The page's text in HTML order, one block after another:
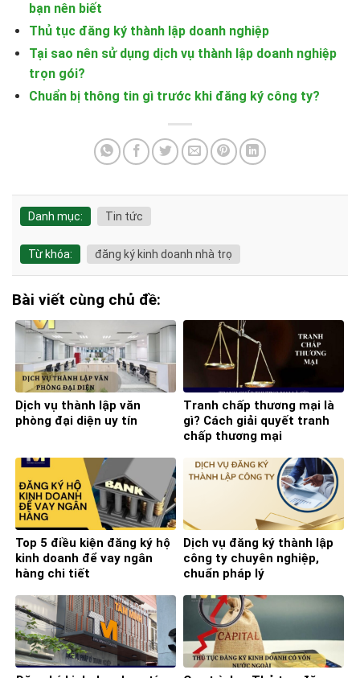
bạn nên biết
Thủ tục đăng ký thành lập doanh nghiệp
Tại sao nên sử dụng dịch vụ thành lập doanh nghiệp
trọn gói?
Chuẩn bị thông tin gì trước khi đăng ký công ty?
Danh mục: Tin tức
Từ khóa: đăng ký kinh doanh nhà trọ
Bài viết cùng chủ đề:
Dịch vụ thành lập văn
phòng đại diện uy tín
Tranh chấp thương mại là
gì? Cách giải quyết tranh
chấp thương mại
Top 5 điều kiện đăng ký hộ
kinh doanh để vay ngân
hàng chi tiết
Dịch vụ đăng ký thành lập
công ty chuyên nghiệp,
chuẩn pháp lý